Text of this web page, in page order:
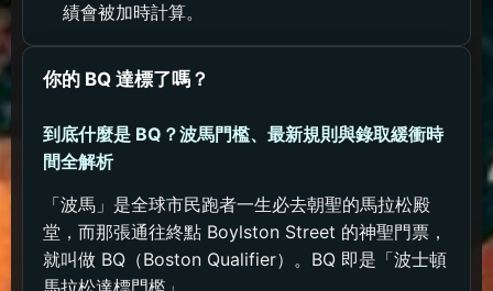
績會被加時計算。
你的 BQ 達標了嗎？
到底什麼是 BQ？波馬門檻、最新規則與錄取緩衝時
間全解析
「波馬」是全球市民跑者一生必去朝聖的馬拉松殿
堂，而那張通往終點 Boylston Street 的神聖門票，
就叫做 BQ（Boston Qualifier）。BQ 即是「波士頓
馬拉松達標門檻」。